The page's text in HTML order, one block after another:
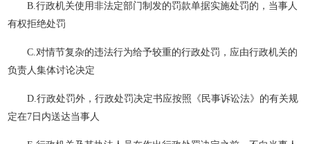
B.行政机关使用非法定部门制发的罚款单据实施处罚的，当事人
有权拒绝处罚
C.对情节复杂的违法行为给予较重的行政处罚，应由行政机关的
负责人集体讨论决定
D.行政处罚外，行政处罚决定书应按照《民事诉讼法》的有关规
定在7日内送达当事人